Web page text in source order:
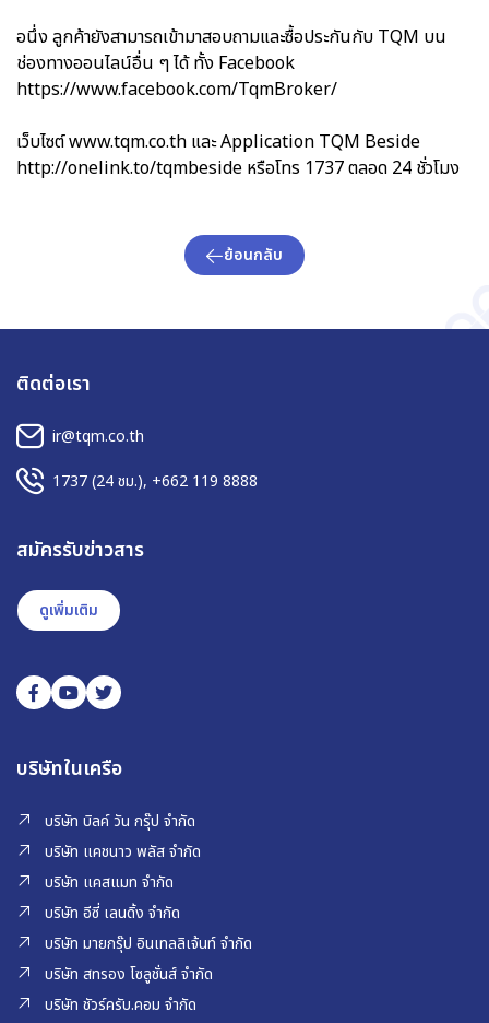
อนึ่ง ลูกค้ายังสามารถเข้ามาสอบถามและซื้อประกันกับ TQM บน
ช่องทางออนไลน์อื่น ๆ ได้ ทั้ง Facebook
https://www.facebook.com/TqmBroker/
เว็บไซต์ www.tqm.co.th และ Application TQM Beside
http://onelink.to/tqmbeside หรือโทร 1737 ตลอด 24 ชั่วโมง
ย้อนกลับ
ติดต่อเรา
ir@tqm.co.th
1737(24 ชม.), +662 119 8888
สมัครรับข่าวสาร
ดูเพิ่มเติม
บริษัทในเครือ
บริษัท บิลค์ วัน กรุ๊ป จำกัด
บริษัท แคชนาว พลัส จำกัด
บริษัท แคสแมท จำกัด
บริษัท อีซี่ เลนดิ้ง จำกัด
บริษัท มายกรุ๊ป อินเทลลิเจ้นท์ จำกัด
บริษัท สทรอง โซลูชั่นส์ จำกัด
บริษัท ชัวร์ครับ.คอม จำกัด